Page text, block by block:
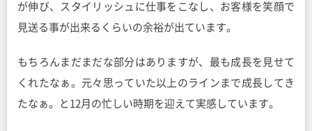
が伸び、スタイリッシュに仕事をこなし、お客様を笑顔で
見送る事が出来るくらいの余裕が出ています。
もちろんまだまだな部分はありますが、最も成長を見せて
くれたなぁ。元々思っていた以上のラインまで成長してき
たなぁ。と12月の忙しい時期を迎えて実感しています。